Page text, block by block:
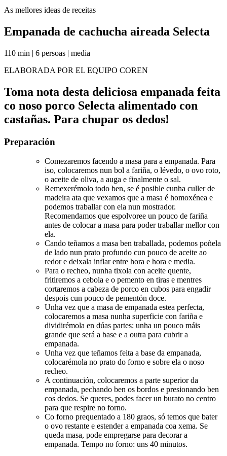
As mellores ideas de receitas
Empanada de cachucha aireada Selecta
110 min | 6 persoas | media
ELABORADA POR EL EQUIPO COREN
Toma nota desta deliciosa empanada feita
co noso porco Selecta alimentado con
castañas. Para chupar os dedos!
Preparación
Comezaremos facendo a masa para a empanada. Para
iso, colocaremos nun bol a fariña, o lévedo, o ovo roto,
o aceite de oliva, a auga e finalmente o sal.
Remexerémolo todo ben, se é posible cunha culler de
madeira ata que vexamos que a masa é homoxénea e
podemos traballar con ela nun mostrador.
Recomendamos que espolvoree un pouco de fariña
antes de colocar a masa para poder traballar mellor con
ela.
Cando teñamos a masa ben traballada, podemos poñela
de lado nun prato profundo cun pouco de aceite ao
redor e deixala inflar entre hora e hora e media.
Para o recheo, nunha tixola con aceite quente,
fritiremos a cebola e o pemento en tiras e mentres
cortaremos a cabeza de porco en cubos para engadir
despois cun pouco de pementón doce.
Unha vez que a masa de empanada estea perfecta,
colocaremos a masa nunha superficie con fariña e
dividirémola en dúas partes: unha un pouco máis
grande que será a base e a outra para cubrir a
empanada.
Unha vez que teñamos feita a base da empanada,
colocarémola no prato do forno e sobre ela o noso
recheo.
A continuación, colocaremos a parte superior da
empanada, pechando ben os bordos e presionando ben
cos dedos. Se queres, podes facer un burato no centro
para que respire no forno.
Co forno prequentado a 180 graos, só temos que bater
o ovo restante e estender a empanada coa xema. Se
queda masa, pode empregarse para decorar a
empanada. Tempo no forno: uns 40 minutos.